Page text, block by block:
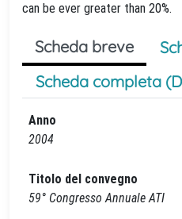
can be ever greater than 20%.
Scheda breve
Scheda completa
Anno
2004
Titolo del convegno
59° Congresso Annuale ATI